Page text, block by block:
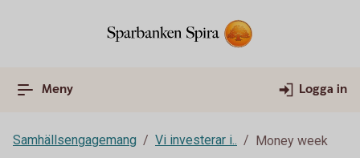
Meny Logga in
Samhällsengagemang Vi investerar i.. Money week